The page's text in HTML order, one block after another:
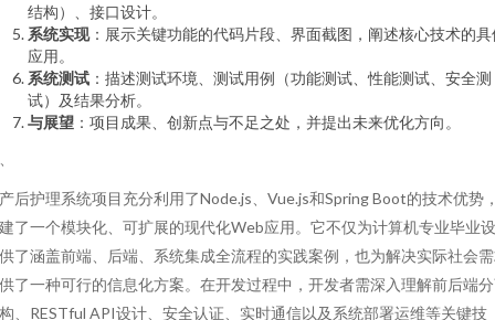
结构）、接口设计。
系统实现：展示关键功能的代码片段、界面截图，阐述核心技术的具
应用。
系统测试 ：描述测试环境、测试用例（功能测试、性能测试、安全测
试）及结果分析。
与展望 ：项目成果、创新点与不足之处，并提出未来优化方向。
后护理系统项目充分利用了Node.js、Vue.js和Spring Boot的技术优势
了一个模块化、可扩展的现代化Web应用。它不仅为计算机专业毕业
了涵盖前端、后端、系统集成全流程的实践案例，也为解决实际社会
了一种可行的信息化方案。在开发过程中，开发者需深入理解前后端
、RESTful API设计、安全认证、实时通信以及系统部署运维等关键技